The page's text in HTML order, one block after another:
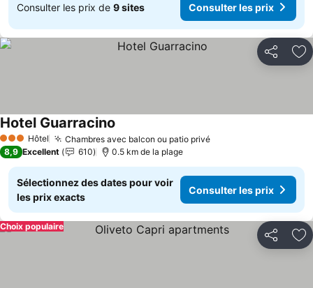
Consulter les prix de 9 sites Consulter les prix
Partager
3 ÉtoilesHôtel Chambres avec balcon ou patio privé
Hotel Guarracino
8,9 Excellent 610 0.5 km de la plage
Sélectionnez des dates pour voir
les prix exacts
Consulter les prix
Partager
Choix populaire